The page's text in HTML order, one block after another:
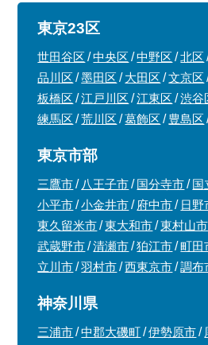
東京23区
世田谷区 中央区 中野区 北区
品川区
墨田区 大田区 文京区
板橋区
江戸川区 江東区 渋谷
練馬区
荒川区 葛飾区 豊島区
東京市部
三鷹市 八王子市 国分寺市 国
小平市
小金井市 府中市 日野
東久留米市
東大和市 東村山市
武蔵野市
清瀬市 狛江市 町田
立川市
羽村市 西東京市 調布
神奈川県
三浦市 中郡大磯町 伊勢原市